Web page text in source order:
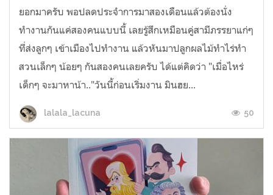
ยอกมาครับ พอปลดประจำการมาสองเดือนแล้วต้องนั่ง
ทำงานกันแค่สองคนแบบนี้ เลยรู้สึกเหมือนคู่สามีภรรยาแก่ๆ
ที่ส่งลูกๆ เข้าเมืองไปทำงาน แล้วหันมาปลูกผลไม้ทำไร่ทำ
สวนเล็กๆ น้อยๆ กันสองคนเลยครับ ได้แต่คิดว่า "เมื่อไหร่
เด็กๆ จะมาหาน้า.."วันนี้ก่อนเริ่มงาน มินฮย...
lalala_lacuna 50